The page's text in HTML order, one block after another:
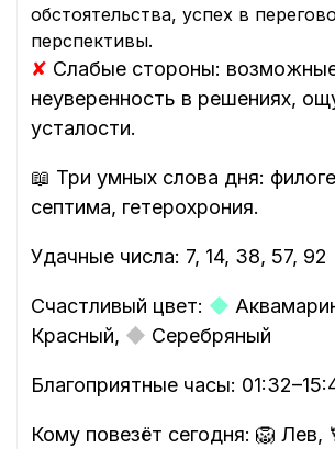
обстоятельства, успех в
перспективы.
✘ Слабые стороны:
неуверенность в решениях,
усталости.
📖 Три умных слова дня:
септима, гетерохрония.
Удачные числа: 7, 14, 38, 57, 92
Счастливый цвет: ◆
Красный, ◆ Серебряный
Благоприятные часы:
Кому повезёт сегодня: 🦁 Лев,